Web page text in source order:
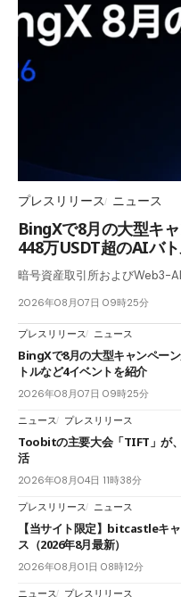
プレスリリース ニュース
BingXで8月の大型キ
448万USDT超のAIバ
暗号資産取引所およびWeb3-
2026年08月07日 09時25分
プレスリリース ニュース
BingXで8月の大型キャンペー
トルなど4イベントを紹介
2026年08月07日 09時25分
ニュース プレスリリース
Toobitの主要大会「TIFT」が、
活
2026年08月04日 11時38分
プレスリリース ニュース
【当サイト限定】bitcastleキ
ス（2026年8月最新）
2026年08月01日 08時12分
ニュース プレスリリース